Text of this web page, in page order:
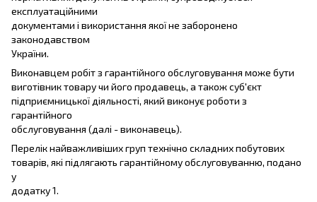
експлуатаційними
документами і використання якої не заборонено
законодавством
України.
Виконавцем робіт з гарантійного обслуговування може бути
виготівник товару чи його продавець, а також суб'єкт
підприємницької діяльності, який виконує роботи з
гарантійного
обслуговування (далі - виконавець).
Перелік найважливіших груп технічно складних побутових
товарів, які підлягають гарантійному обслуговуванню, подано
у
додатку 1.